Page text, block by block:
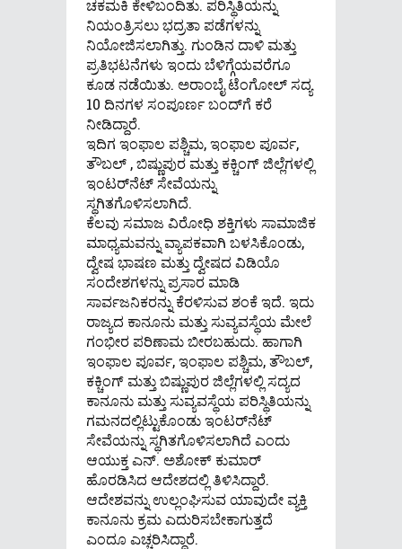
ಚಕಮಕಿ ಕೇಳಿಬಂದಿತು. ಪರಿಸ್ಥಿತಿಯನ್ನು
ನಿಯಂತ್ರಿಸಲು ಭದ್ರತಾ ಪಡೆಗಳನ್ನು
ನಿಯೋಜಿಸಲಾಗಿತ್ತು. ಗುಂಡಿನ ದಾಳಿ ಮತ್ತು
ಪ್ರತಿಭಟನೆಗಳು ಇಂದು ಬೆಳಿಗ್ಗೆಯವರೆಗೂ
ಕೂಡ ನಡೆಯಿತು. ಅರಾಂಬೈ ಟೆಂಗೋಲ್ ಸದ್ಯ
10 ದಿನಗಳ ಸಂಪೂರ್ಣ ಬಂದ್‌ಗೆ ಕರೆ
ನೀಡಿದ್ದಾರೆ.
ಇದಿಗ ಇಂಫಾಲ ಪಶ್ಚಿಮ, ಇಂಫಾಲ ಪೂರ್ವ,
ತೌಬಲ್ , ಬಿಷ್ಣುಪುರ ಮತ್ತು ಕಕ್ಚಿಂಗ್ ಜಿಲ್ಲೆಗಳಲ್ಲಿ
ಇಂಟರ್‌ನೆಟ್‌ ಸೇವೆಯನ್ನು
ಸ್ಥಗಿತಗೊಳಿಸಲಾಗಿದೆ.
ಕೆಲವು ಸಮಾಜ ವಿರೋಧಿ ಶಕ್ತಿಗಳು ಸಾಮಾಜಿಕ
ಮಾಧ್ಯಮವನ್ನು ವ್ಯಾಪಕವಾಗಿ ಬಳಸಿಕೊಂಡು,
ದ್ವೇಷ ಭಾಷಣ ಮತ್ತು ದ್ವೇಷದ ವಿಡಿಯೊ
ಸಂದೇಶಗಳನ್ನು ಪ್ರಸಾರ ಮಾಡಿ
ಸಾರ್ವಜನಿಕರನ್ನು ಕೆರಳಿಸುವ ಶಂಕೆ ಇದೆ. ಇದು
ರಾಜ್ಯದ ಕಾನೂನು ಮತ್ತು ಸುವ್ಯವಸ್ಥೆಯ ಮೇಲೆ
ಗಂಭೀರ ಪರಿಣಾಮ ಬೀರಬಹುದು. ಹಾಗಾಗಿ
ಇಂಫಾಲ ಪೂರ್ವ, ಇಂಫಾಲ ಪಶ್ಚಿಮ, ತೌಬಲ್,
ಕಕ್ಚಿಂಗ್ ಮತ್ತು ಬಿಷ್ಣುಪುರ ಜಿಲ್ಲೆಗಳಲ್ಲಿ ಸದ್ಯದ
ಕಾನೂನು ಮತ್ತು ಸುವ್ಯವಸ್ಥೆಯ ಪರಿಸ್ಥಿತಿಯನ್ನು
ಗಮನದಲ್ಲಿಟ್ಟುಕೊಂಡು ಇಂಟರ್‌ನೆಟ್‌
ಸೇವೆಯನ್ನು ಸ್ಥಗಿತಗೊಳಿಸಲಾಗಿದೆ ಎಂದು
ಆಯುಕ್ತ ಎನ್. ಅಶೋಕ್ ಕುಮಾರ್
ಹೊರಡಿಸಿದ ಆದೇಶದಲ್ಲಿ ತಿಳಿಸಿದ್ದಾರೆ.
ಆದೇಶವನ್ನು ಉಲ್ಲಂಘಿಸುವ ಯಾವುದೇ ವ್ಯಕ್ತಿ
ಕಾನೂನು ಕ್ರಮ ಎದುರಿಸಬೇಕಾಗುತ್ತದೆ
ಎಂದೂ ಎಚ್ಚರಿಸಿದ್ದಾರೆ.